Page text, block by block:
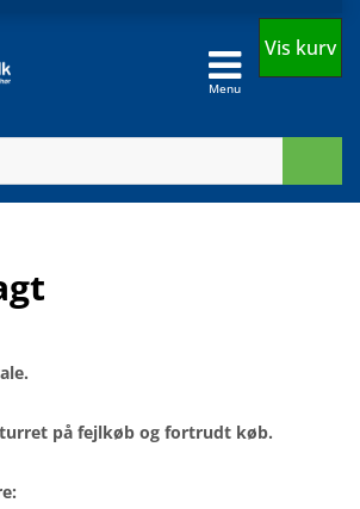
Menu
Vis kurv
på fejlkøb og fortrudt køb.